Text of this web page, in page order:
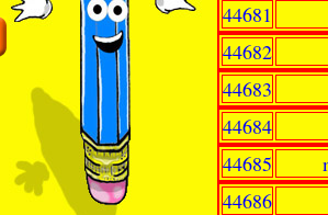
44681
44682
44683
44684
44685
44686